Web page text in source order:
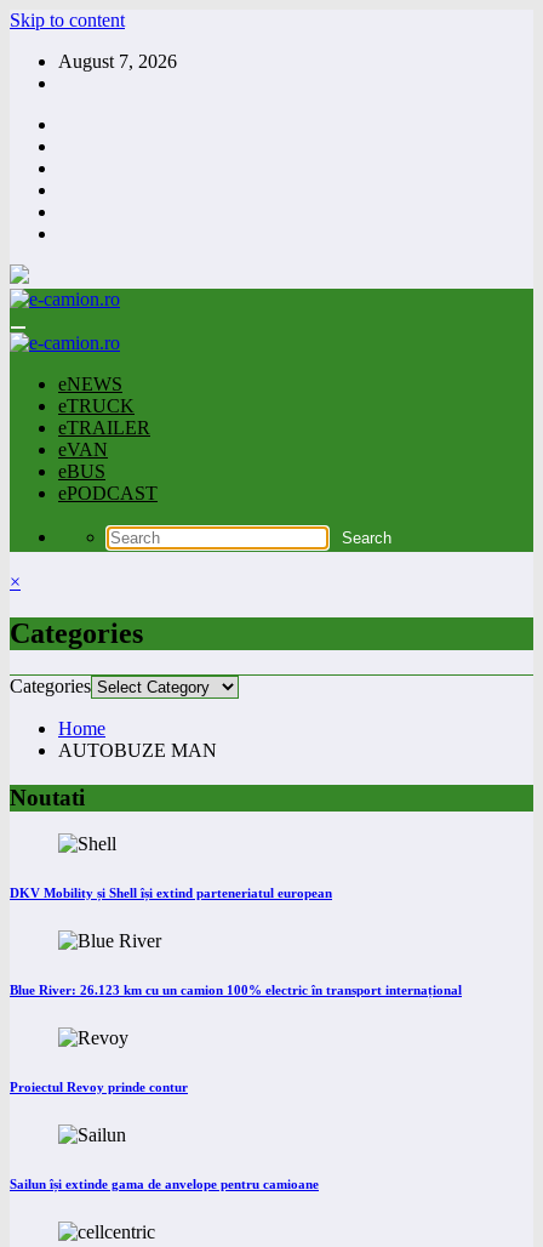
Skip to content
August 7, 2026
eNEWS
eTRUCK
eTRAILER
eVAN
eBUS
ePODCAST
×
Categories
Categories
Home
AUTOBUZE MAN
Noutati
DKV Mobility și Shell își extind parteneriatul european
Blue River: 26.123 km cu un camion 100% electric în transport internațional
Proiectul Revoy prinde contur
Sailun își extinde gama de anvelope pentru camioane